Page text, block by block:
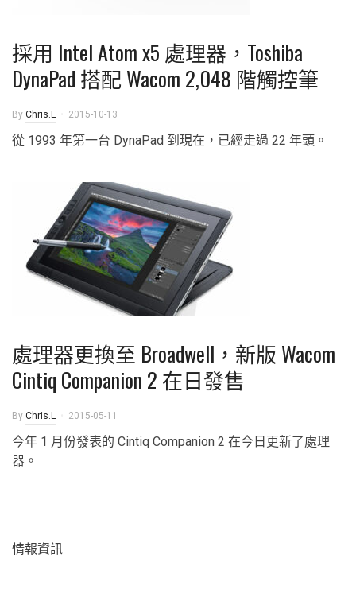
採用 Intel Atom x5 處理器，Toshiba
DynaPad 搭配 Wacom 2,048 階觸控筆
By Chris.L 2015-10-13
從 1993 年第一台 DynaPad 到現在，已經走過 22 年頭。
處理器更換至 Broadwell，新版 Wacom
Cintiq Companion 2 在日發售
By Chris.L 2015-05-11
今年 1 月份發表的 Cintiq Companion 2 在今日更新了處理
器。
情報資訊